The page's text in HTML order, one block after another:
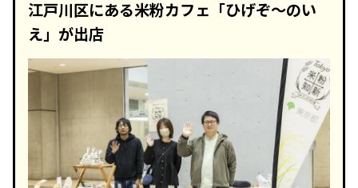
江戸川区にある米粉カフェ「ひげぞ～のい
え」が出店